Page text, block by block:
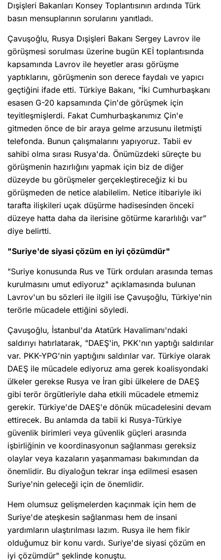
Dışişleri Bakanları Konsey Toplantısının ardında Türk
basın mensuplarının sorularını yanıtladı.
Çavuşoğlu, Rusya Dışişleri Bakanı Sergey Lavrov ile
görüşmesi sorulması üzerine bugün KEİ toplantısında
kapsamında Lavrov ile heyetler arası görüşme
yaptıklarını, görüşmenin son derece faydalı ve yapıcı
geçtiğini ifade etti. Türkiye Bakanı, "İki Cumhurbaşkanı
esasen G-20 kapsamında Çin'de görüşmek için
teyitleşmişlerdi. Fakat Cumhurbaşkanımız Çin'e
gitmeden önce de bir araya gelme arzusunu iletmişti
telefonda. Bunun çalışmalarını yapıyoruz. Tabii ev
sahibi olma sırası Rusya'da. Önümüzdeki süreçte bu
görüşmenin hazırlığını yapmak için biz de diğer
düzeyde bu görüşmeler gerçekleştireceğiz ki bu
görüşmeden de netice alabilelim. Netice itibariyle iki
tarafta ilişkileri uçak düşürme hadisesinden önceki
düzeye hatta daha da ilerisine götürme kararlılığı var”
diye belirtti.
"Suriye'de siyasi çözüm en iyi çözümdür"
"Suriye konusunda Rus ve Türk orduları arasında temas
kurulmasını umut ediyoruz" açıklamasında bulunan
Lavrov'un bu sözleri ile ilgili ise Çavuşoğlu, Türkiye'nin
terörle mücadele ettiğini söyledi.
Çavuşoğlu, İstanbul'da Atatürk Havalimanı'ndaki
saldırıyı hatırlatarak, "DAEŞ'in, PKK'nın yaptığı saldırılar
var. PKK-YPG'nin yaptığını saldırılar var. Türkiye olarak
DAEŞ ile mücadele ediyoruz ama gerek koalisyondaki
ülkeler gerekse Rusya ve İran gibi ülkelere de DAEŞ
gibi terör örgütleriyle daha etkili mücadele etmemiz
gerekir. Türkiye'de DAEŞ'e dönük mücadelesini devam
ettirecek. Bu anlamda da tabii ki Rusya-Türkiye
güvenlik birimleri veya güvenlik güçleri arasında
işbirliğinin ve koordinasyonun sağlanması gereksiz
olaylar veya kazaların yaşanmaması bakımından da
önemlidir. Bu diyaloğun tekrar inşa edilmesi esasen
Suriye'nin geleceği için de önemlidir.
Hem olumsuz gelişmelerden kaçınmak için hem de
Suriye'de ateşkesin sağlanması hem de insani
yardımların ulaştırılması lazım. Rusya ile hem fikir
olduğumuz bir konu vardı. Suriye'de siyasi çözüm en
iyi çözümdür" şeklinde konuştu.